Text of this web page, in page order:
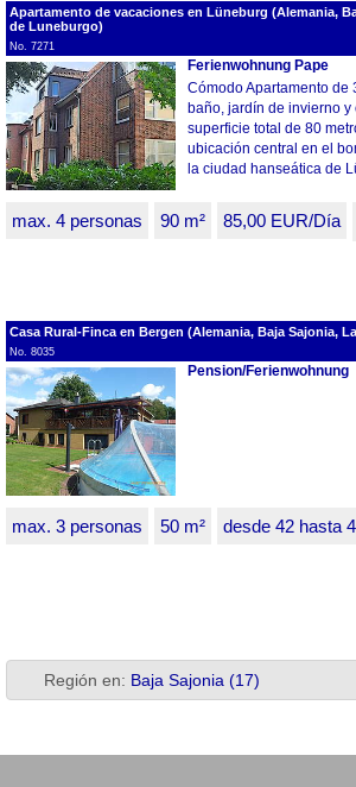
Apartamento de vacaciones en Lüneburg (Alemania,
de Luneburgo)
No. 7271
Ferienwohnung Pape
Cómodo Apartamento de
baño, jardín de invierno
superficie total de 80
ubicación central en el
la ciudad hanseática de
max. 4 personas 90 m² 85,00 EUR/Día
Casa Rural-Finca en Bergen (Alemania, Baja Sajonia,
No. 8035
Pension/Ferienwohnung
max. 3 personas 50 m² desde 42 hasta
Región en: Baja Sajonia (17)